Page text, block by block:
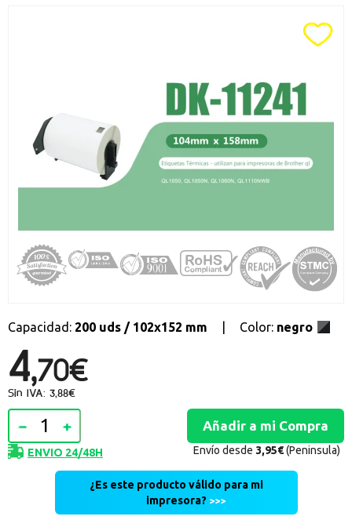
Toda la informacion
Ten una visión completa de dónde está tu pedido y accede a tu
historial de compras
Promociones especiales
Recibe nuestras promociones y ofertas suscribiéndote a nuestro
Ventajas para miembros
Accede a descuentos exclusivos y ofertas en toda la gama de
consumibles e informática.
Capacidad: 200 uds / 102x152 mm Color: negro
4,70€
Sin IVA: 3,88€
ENVIO 24/48H Envío desde 3,95€(Peninsula)
¿Es este producto válido para mi
impresora? >>>